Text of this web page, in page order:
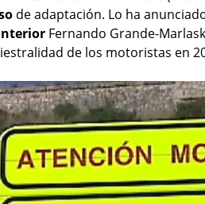
de adaptación. Lo ha
Fernando Grande-
de los motoristas en